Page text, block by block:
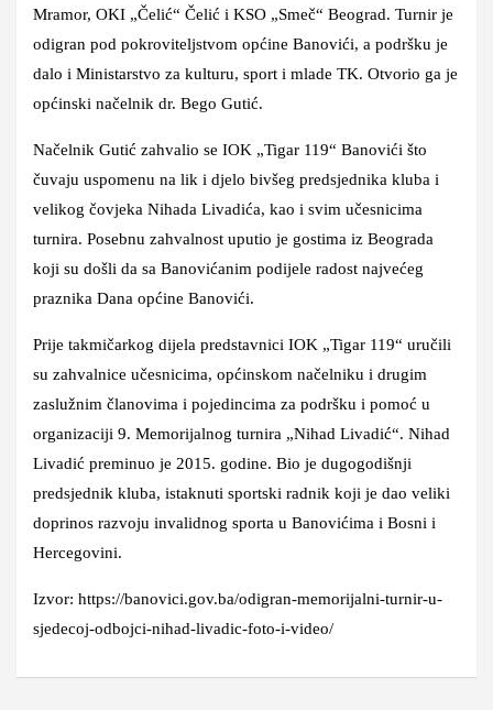
Mramor, OKI „Čelić“ Čelić i KSO „Smeč“ Beograd. Turnir je
odigran pod pokroviteljstvom općine Banovići, a podršku je
dalo i Ministarstvo za kulturu, sport i mlade TK. Otvorio ga je
općinski načelnik dr. Bego Gutić.
Načelnik Gutić zahvalio se IOK „Tigar 119“ Banovići što
čuvaju uspomenu na lik i djelo bivšeg predsjednika kluba i
velikog čovjeka Nihada Livadića, kao i svim učesnicima
turnira. Posebnu zahvalnost uputio je gostima iz Beograda
koji su došli da sa Banovićanim podijele radost najvećeg
praznika Dana općine Banovići.
Prije takmičarkog dijela predstavnici IOK „Tigar 119“ uručili
su zahvalnice učesnicima, općinskom načelniku i drugim
zaslužnim članovima i pojedincima za podršku i pomoć u
organizaciji 9. Memorijalnog turnira „Nihad Livadić“. Nihad
Livadić preminuo je 2015. godine. Bio je dugogodišnji
predsjednik kluba, istaknuti sportski radnik koji je dao veliki
doprinos razvoju invalidnog sporta u Banovićima i Bosni i
Hercegovini.
Izvor: https://banovici.gov.ba/odigran-memorijalni-turnir-u-
sjedecoj-odbojci-nihad-livadic-foto-i-video/